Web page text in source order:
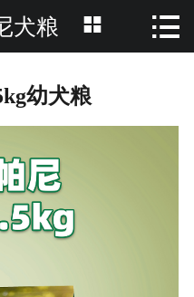
 网站首页
养护知识
犬粮  
幼犬粮